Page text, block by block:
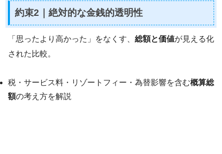
約束2｜ 絶対的な金銭的透明性
「思ったより高かった」をなくす、 総額と価値が見える化
された比較。
税・サービス料・リゾートフィー・為替影響を含む概算総
額の考え方を解説